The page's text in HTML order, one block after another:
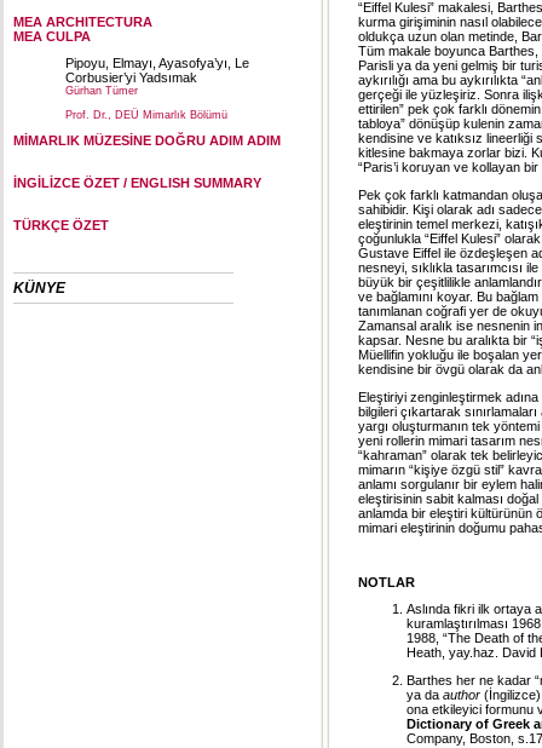
MEA ARCHITECTURA
MEA CULPA
Pipoyu, Elmayı, Ayasofya’yı, Le
Corbusier’yi Yadsımak
Gürhan Tümer
Prof. Dr., DEÜ Mimarlık Bölümü
MİMARLIK MÜZESİNE DOĞRU ADIM ADIM
İNGİLİZCE ÖZET / ENGLISH SUMMARY
TÜRKÇE ÖZET
KÜNYE
“Eiffel Kulesi” makalesi,
kurma girişiminin nasıl
oldukça uzun olan metinde,
Tüm makale boyunca
Parisli ya da yeni gelmiş bir
aykırılığı ama bu aykırılıkta
gerçeği ile yüzleşiriz. Sonra
ettirilen” pek çok farklı
tabloya” dönüşüp kulenin
kendisine ve katıksız
kitlesine bakmaya zorlar bizi.
“Paris’i koruyan ve kollayan
Pek çok farklı katmandan
sahibidir. Kişi olarak adı
eleştirinin temel merkezi,
çoğunlukla “Eiffel Kulesi”
Gustave Eiffel ile özdeşleşen
nesneyi, sıklıkla tasarımcısı
büyük bir çeşitlilikle
ve bağlamını koyar. Bu
tanımlanan coğrafi yer de
Zamansal aralık ise nesnenin
kapsar. Nesne bu aralıkta bir
Müellifin yokluğu ile boşalan
kendisine bir övgü olarak da
Eleştiriyi zenginleştirmek adına
bilgileri çıkartarak
yargı oluşturmanın tek
yeni rollerin mimari tasarım
“kahraman” olarak tek
mimarın “kişiye özgü stil”
anlamı sorgulanır bir eylem
eleştirisinin sabit kalması
anlamda bir eleştiri kültürünün
mimari eleştirinin doğumu
NOTLAR
Aslında fikri ilk ortaya
kuramlaştırılması
1988, “The Death of
Heath, yay.haz.
Barthes her ne kadar
ya da author
ona etkileyici formunu
Dictionary of Greek
Company, Boston,